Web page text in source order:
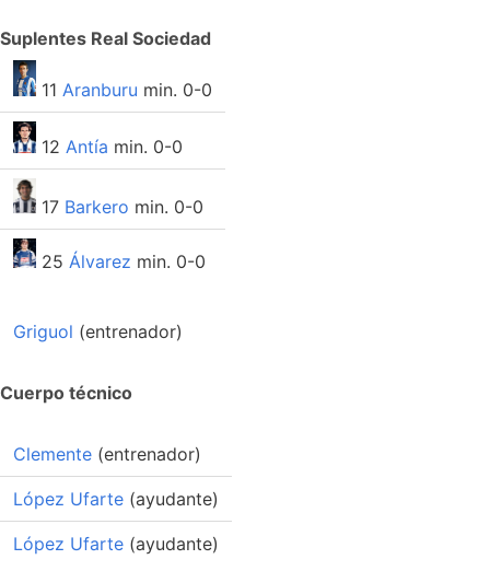
Suplentes Real Sociedad
11 Aranburu min. 0-0
12 Antía min. 0-0
17 Barkero min. 0-0
25 Álvarez min. 0-0
Griguol (entrenador)
Cuerpo técnico
Clemente (entrenador)
López Ufarte (ayudante)
López Ufarte (ayudante)